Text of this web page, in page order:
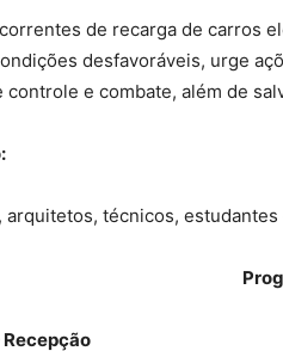
de recarga de carros
desfavoráveis, urge
controle e combate, além de
arquitetos, técnicos,